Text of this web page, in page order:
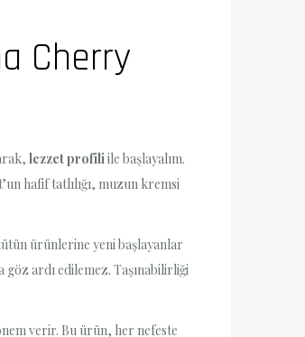
Cherry
lezzet profiliile başlayalım.
hafif tatlılığı, muzun kremsi
ürünlerine yeni başlayanlar
göz ardı edilemez. Taşınabilirliği
verir. Bu ürün, her nefeste